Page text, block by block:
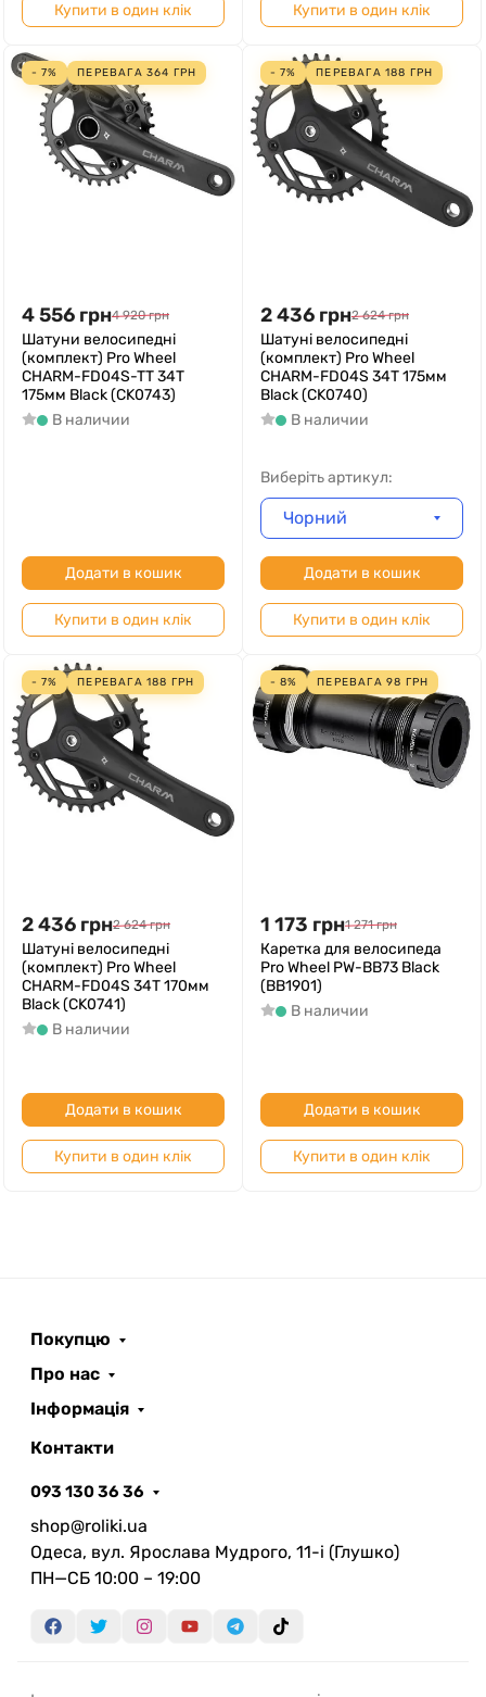
Купити в один клік Купити в один клік
- 7% ПЕРЕВАГА364 ГРН
4 556 грн4 920 грн
Шатуни велосипедні
(комплект) Pro Wheel
CHARM-FD04S-TT 34T
175мм Black (CK0743)
В наличии
Додати в кошик
Купити в один клік
- 7% ПЕРЕВАГА188 ГРН
2 436 грн2 624 грн
Шатуні велосипедні
(комплект) Pro Wheel
CHARM-FD04S 34T 175мм
Black (CK0740)
В наличии
Виберіть артикул:
Чорний
Додати в кошик
Купити в один клік
- 7% ПЕРЕВАГА188 ГРН
2 436 грн2 624 грн
Шатуні велосипедні
(комплект) Pro Wheel
CHARM-FD04S 34T 170мм
Black (CK0741)
В наличии
Додати в кошик
Купити в один клік
- 8% ПЕРЕВАГА98 ГРН
1 173 грн1 271 грн
Каретка для велосипеда
Pro Wheel PW-BB73 Black
(BB1901)
В наличии
Додати в кошик
Купити в один клік
Покупцю
Про нас
Інформація
Контакти
093 130 36 36
shop@roliki.ua
Одеса, вул. Ярослава Мудрого, 11-i (Глушко)
ПН—СБ 10:00 – 19:00